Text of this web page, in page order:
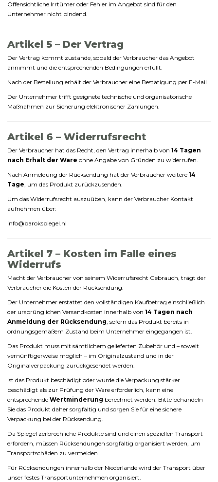
Offensichtliche Irrtümer oder Fehler im Angebot sind für den
Unternehmer nicht bindend.
Artikel 5 – Der Vertrag
Der Vertrag kommt zustande, sobald der Verbraucher das Angebot
annimmt und die entsprechenden Bedingungen erfüllt.
Nach der Bestellung erhält der Verbraucher eine Bestätigung per E-Mail.
Der Unternehmer trifft geeignete technische und organisatorische
Maßnahmen zur Sicherung elektronischer Zahlungen.
Artikel 6 – Widerrufsrecht
Der Verbraucher hat das Recht, den Vertrag innerhalb von 14 Tagen
nach Erhalt der Ware ohne Angabe von Gründen zu widerrufen.
Nach Anmeldung der Rücksendung hat der Verbraucher weitere 14
Tage, um das Produkt zurückzusenden.
Um das Widerrufsrecht auszuüben, kann der Verbraucher Kontakt
aufnehmen über:
info@barokspiegel.nl
Artikel 7 – Kosten im Falle eines
Widerrufs
Macht der Verbraucher von seinem Widerrufsrecht Gebrauch, trägt der
Verbraucher die Kosten der Rücksendung.
Der Unternehmer erstattet den vollständigen Kaufbetrag einschließlich
der ursprünglichen Versandkosten innerhalb von 14 Tagen nach
Anmeldung der Rücksendung, sofern das Produkt bereits in
ordnungsgemäßem Zustand beim Unternehmer eingegangen ist.
Das Produkt muss mit sämtlichem gelieferten Zubehör und – soweit
vernünftigerweise möglich – im Originalzustand und in der
Originalverpackung zurückgesendet werden.
Ist das Produkt beschädigt oder wurde die Verpackung stärker
beschädigt als zur Prüfung der Ware erforderlich, kann eine
entsprechende Wertminderung berechnet werden. Bitte behandeln
Sie das Produkt daher sorgfältig und sorgen Sie für eine sichere
Verpackung bei der Rücksendung.
Da Spiegel zerbrechliche Produkte sind und einen speziellen Transport
erfordern, müssen Rücksendungen sorgfältig organisiert werden, um
Transportschäden zu vermeiden.
Für Rücksendungen innerhalb der Niederlande wird der Transport über
unser festes Transportunternehmen organisiert.